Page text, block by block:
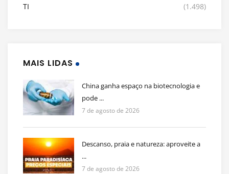
TI
(1.498)
MAIS LIDAS
China ganha espaço na biotecnologia e
pode ...
7 de agosto de 2026
Descanso, praia e natureza: aproveite a
...
7 de agosto de 2026